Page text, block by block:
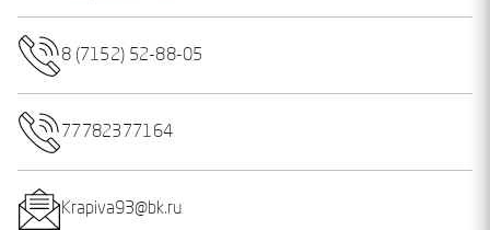
8 (7152) 52-88-05
77782377164
Krapiva93@bk.ru